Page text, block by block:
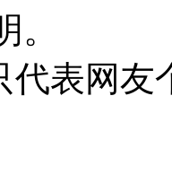
代表网友